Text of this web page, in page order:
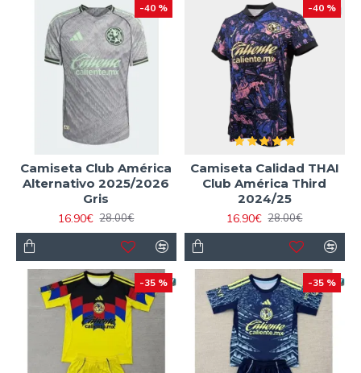
-40 %
Camiseta Club América
Alternativo 2025/2026
Gris
16.90€ 28.00€
-40 %
Camiseta Calidad THAI
Club América Third
2024/25
16.90€ 28.00€
-35 % -35 %